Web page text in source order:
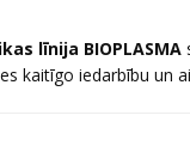
līnija BIOPLASMA
kaitīgo iedarbību un